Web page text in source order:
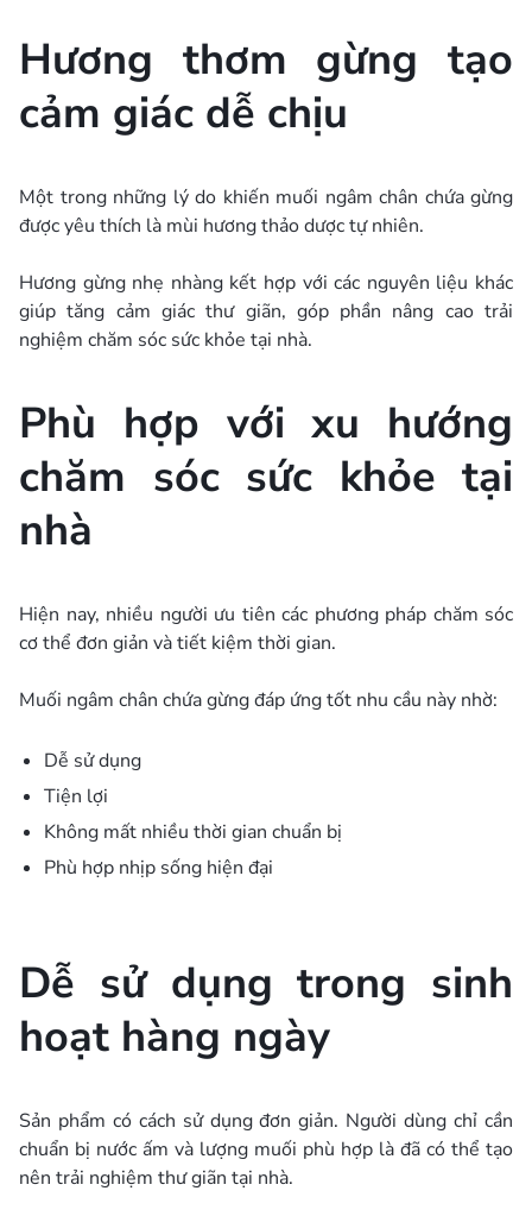
Hương thơm gừng tạo
cảm giác dễ chịu
Một trong những lý do khiến muối ngâm chân chứa gừng
được yêu thích là mùi hương thảo dược tự nhiên.
Hương gừng nhẹ nhàng kết hợp với các nguyên liệu khác
giúp tăng cảm giác thư giãn, góp phần nâng cao trải
nghiệm chăm sóc sức khỏe tại nhà.
Phù hợp với xu hướng
chăm sóc sức khỏe tại
nhà
Hiện nay, nhiều người ưu tiên các phương pháp chăm sóc
cơ thể đơn giản và tiết kiệm thời gian.
Muối ngâm chân chứa gừng đáp ứng tốt nhu cầu này nhờ:
Dễ sử dụng
Tiện lợi
Không mất nhiều thời gian chuẩn bị
Phù hợp nhịp sống hiện đại
Dễ sử dụng trong sinh
hoạt hàng ngày
Sản phẩm có cách sử dụng đơn giản. Người dùng chỉ cần
chuẩn bị nước ấm và lượng muối phù hợp là đã có thể tạo
nên trải nghiệm thư giãn tại nhà.